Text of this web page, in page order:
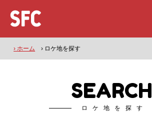
› ホーム › ロケ地を探す
SEARCH
ロケ地を探す